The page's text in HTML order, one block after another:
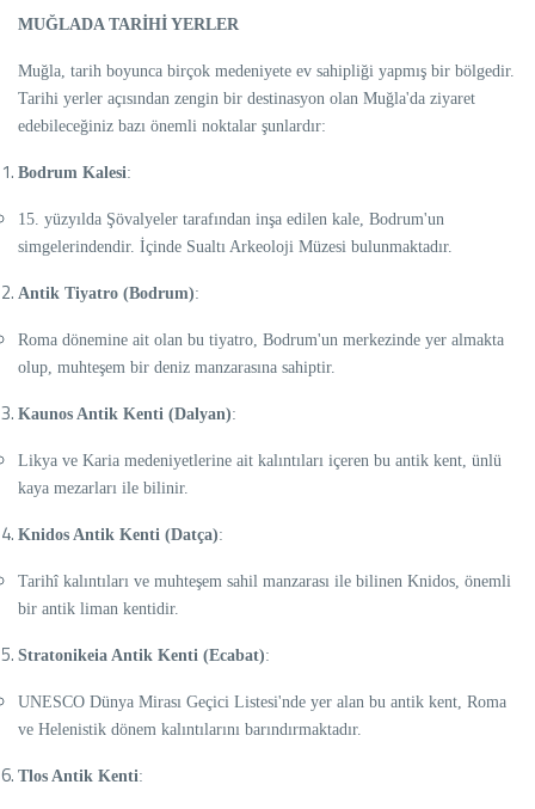
MUĞLADA TARİHİ YERLER
Muğla, tarih boyunca birçok medeniyete ev sahipliği yapmış bir bölgedir.
Tarihi yerler açısından zengin bir destinasyon olan Muğla'da ziyaret
edebileceğiniz bazı önemli noktalar şunlardır:
Bodrum Kalesi:
15. yüzyılda Şövalyeler tarafından inşa edilen kale, Bodrum'un
simgelerindendir. İçinde Sualtı Arkeoloji Müzesi bulunmaktadır.
Antik Tiyatro (Bodrum):
Roma dönemine ait olan bu tiyatro, Bodrum'un merkezinde yer almakta
olup, muhteşem bir deniz manzarasına sahiptir.
Kaunos Antik Kenti (Dalyan):
Likya ve Karia medeniyetlerine ait kalıntıları içeren bu antik kent, ünlü
kaya mezarları ile bilinir.
Knidos Antik Kenti (Datça):
Tarihî kalıntıları ve muhteşem sahil manzarası ile bilinen Knidos, önemli
bir antik liman kentidir.
Stratonikeia Antik Kenti (Ecabat):
UNESCO Dünya Mirası Geçici Listesi'nde yer alan bu antik kent, Roma
ve Helenistik dönem kalıntılarını barındırmaktadır.
Tlos Antik Kenti: